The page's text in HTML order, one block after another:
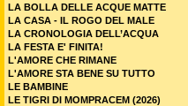
LA BOLLA DELLE ACQUE MATTE
LA CASA - IL ROGO DEL MALE
LA CRONOLOGIA DELL’ACQUA
LA FESTA E' FINITA!
L'AMORE CHE RIMANE
L'AMORE STA BENE SU TUTTO
LE BAMBINE
LE TIGRI DI MOMPRACEM (2026)